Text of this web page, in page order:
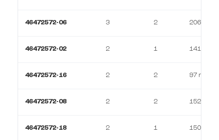
46472572-06 3 2 206 m²
46472572-02 2 1 141 m²
46472572-16 2 2 97 m²
46472572-08 2 2 152 m²
46472572-18 2 1 150 m²